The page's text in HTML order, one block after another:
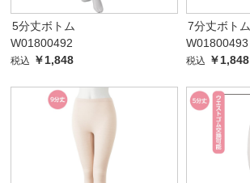
5分丈ボトム
W01800492
税込 ￥1,848
7分丈ボトム
W01800493
税込 ￥1,848